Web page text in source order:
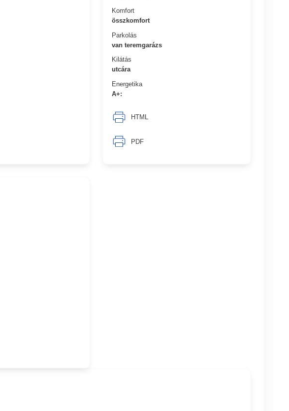
Komfort
összkomfort
Parkolás
van teremgarázs
Kilátás
utcára
Energetika
A+:
HTML
PDF